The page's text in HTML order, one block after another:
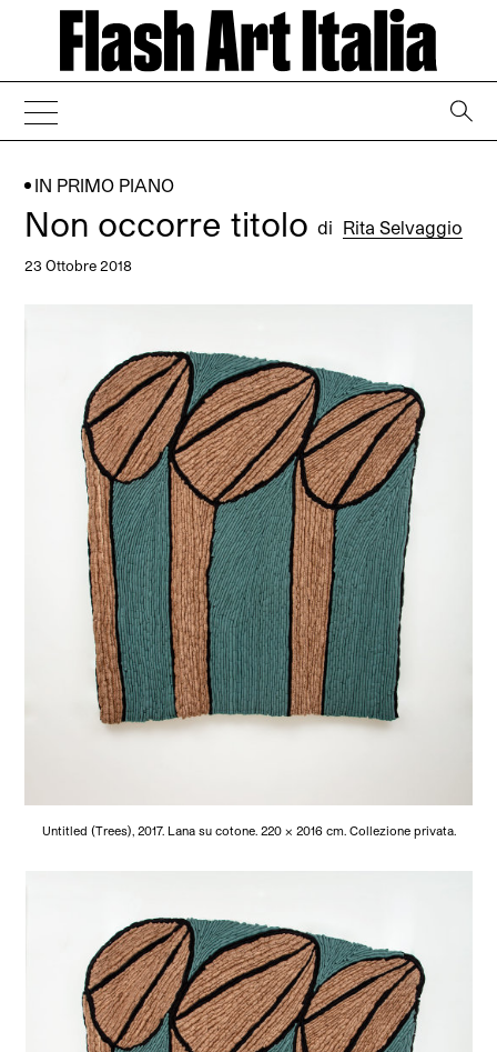
IN PRIMO PIANO
Non occorre titolodi Rita Selvaggio
23 Ottobre 2018
Untitled (Trees), 2017. Lana su cotone. 220 × 2016 cm. Collezione privata.